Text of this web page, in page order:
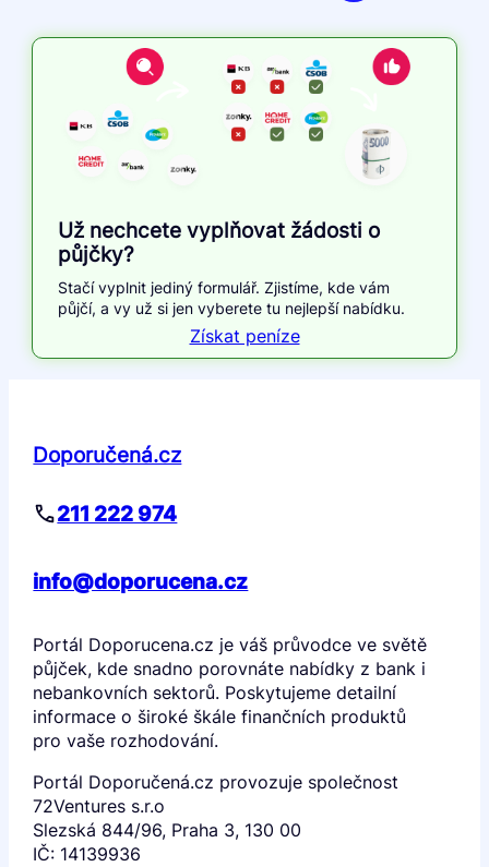
Už nechcete vyplňovat žádosti o
půjčky?
Stačí vyplnit jediný formulář. Zjistíme, kde vám
půjčí, a vy už si jen vyberete tu nejlepší nabídku.
Získat peníze
Doporučená.cz
211 222 974
info@doporucena.cz
Portál Doporucena.cz je váš průvodce ve světě
půjček, kde snadno porovnáte nabídky z bank i
nebankovních sektorů. Poskytujeme detailní
informace o široké škále finančních produktů
pro vaše rozhodování.
Portál Doporučená.cz provozuje společnost
72Ventures s.r.o
Slezská 844/96, Praha 3, 130 00
IČ: 14139936